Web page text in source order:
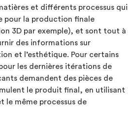
et différents processus qui
pour la production finale
3D par exemple), et sont tout à
des informations sur
et l’esthétique. Pour certains
les dernières itérations de
demandent des pièces de
le produit final, en utilisant
le même processus de